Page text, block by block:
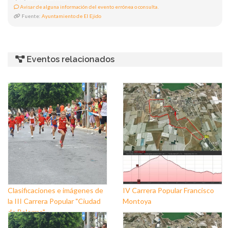
Avisar de alguna información del evento errónea o consulta.
Fuente: Ayuntamiento de El Ejido
Eventos relacionados
Clasificaciones e imágenes de
la III Carrera Popular "Ciudad
de Balerma"
IV Carrera Popular Francisco
Montoya